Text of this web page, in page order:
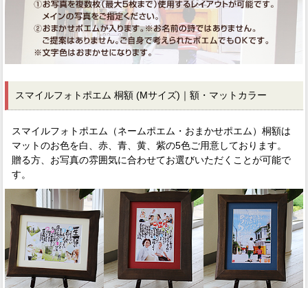
スマイルフォトポエム 桐額 (Mサイズ)｜額・マットカラー
スマイルフォトポエム（ネームポエム・おまかせポエム）桐額は
マットのお色を白、赤、青、黄、紫の5色ご用意しております。
贈る方、お写真の雰囲気に合わせてお選びいただくことが可能で
す。